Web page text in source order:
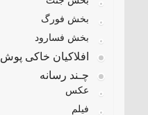
بخش فورگ
بخش فسارود
افلاکیان خاکی پوش
چـند رسانه
عکس
فیلم